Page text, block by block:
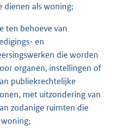
dienen als woning;
ten behoeve van
en
die worden
organen, instellingen of
publiekrechtelijke
met uitzondering van
zodanige ruimten die